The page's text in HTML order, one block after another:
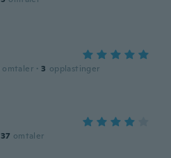
omtaler · 3 opplastinger
37 omtaler